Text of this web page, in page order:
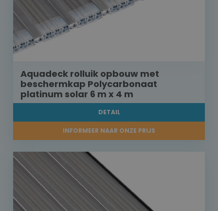
Aquadeck rolluik opbouw met
beschermkap Polycarbonaat
platinum solar 6 m x 4 m
DETAIL
INFORMEER NAAR ONZE PRIJS